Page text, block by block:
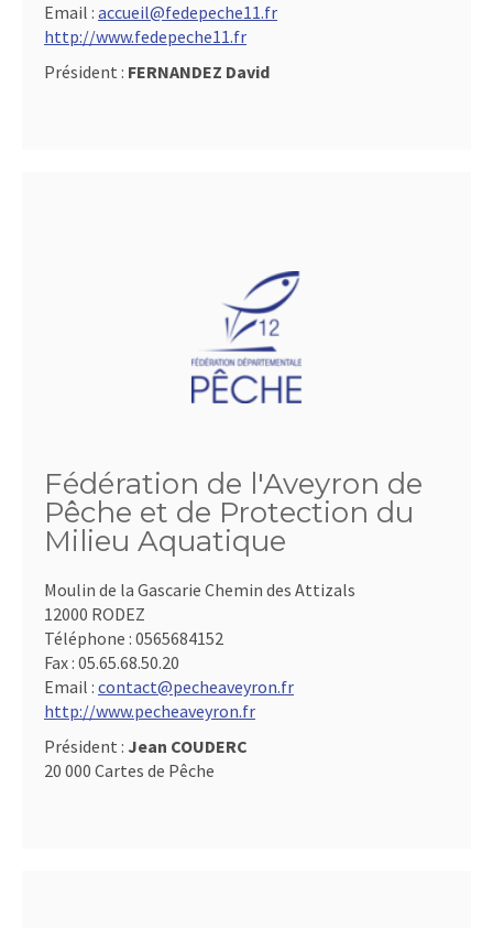
Email : accueil@fedepeche11.fr
http://www.fedepeche11.fr
Président : FERNANDEZ David
Fédération de l'Aveyron de
Pêche et de Protection du
Milieu Aquatique
Moulin de la Gascarie Chemin des Attizals
12000 RODEZ
Téléphone : 0565684152
Fax : 05.65.68.50.20
Email : contact@pecheaveyron.fr
http://www.pecheaveyron.fr
Président : Jean COUDERC
20 000 Cartes de Pêche